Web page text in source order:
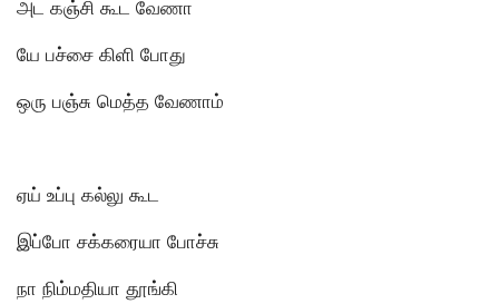
அட கஞ்சி கூட வேணா
யே பச்சை கிளி போது
ஒரு பஞ்சு மெத்த வேணாம்
ஏய் உப்பு கல்லு கூட
இப்போ சக்கரையா போச்சு
நா நிம்மதியா தூங்கி